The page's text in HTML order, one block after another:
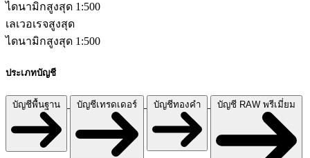
ไดนามิกสูงสุด 1:500
เลเวอเรจสูงสุด
ไดนามิกสูงสุด 1:500
ประเภทบัญชี
บัญชีพื้นฐาน บัญชีเทรดเดอร์ บัญชีทองคํา บัญชี RAW พรีเมี่ยม